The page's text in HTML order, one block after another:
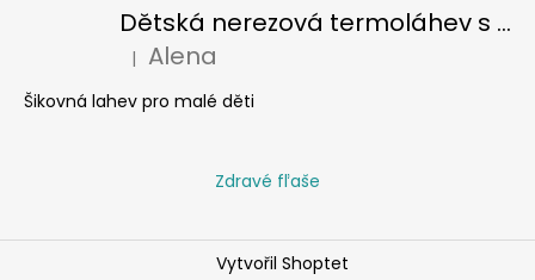
Dětská nerezová termoláhev s brčkem Cheeki 400 ml - žralok
Hodnocení produktu je 5 z 5 hvězdiček.
| Alena
Šikovná lahev pro malé děti
Zdravé fľaše
Vytvořil Shoptet